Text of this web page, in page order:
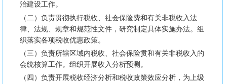
治建设工作。
（二）负责贯彻执行税收、社会保险费和有关非税收入法
律、法规、规章和规范性文件，研究制定具体实施办法。组
织落实各项税收优惠政策。
（三）负责所辖区域内税收、社会保险贯和有关非税收入的
会统核算工作。组织开展收入分析预测。
（四）负责开展税收经济分析和税收政策效应分析，为上级